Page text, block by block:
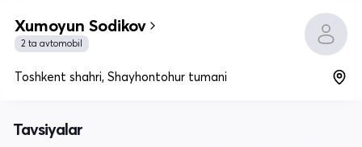
Xumoyun Sodikov
2 ta avtomobil
Toshkent shahri, Shayhontohur tumani
Tavsiyalar